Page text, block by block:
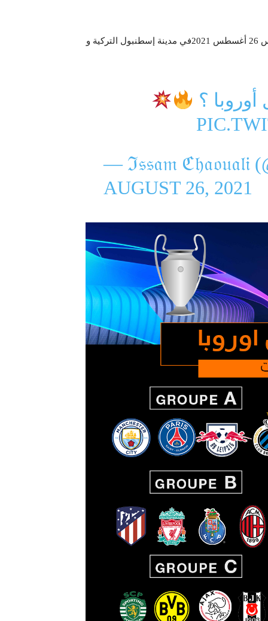
موسم 2021-2022 اليوم الخميس 26 أغسطس 2021في مدينة إسطنبول التركية و
؟
— ℑ𝔰𝔰𝔞𝔪 ℭ𝔥𝔞𝔬𝔲𝔞𝔩𝔦
AUGUST 26, 2021